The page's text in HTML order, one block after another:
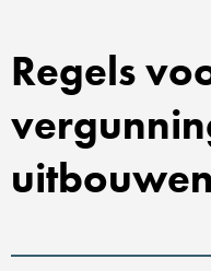
Regels